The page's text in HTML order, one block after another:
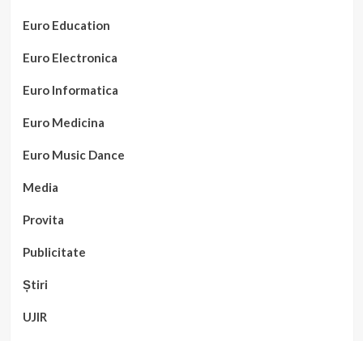
Euro Education
Euro Electronica
Euro Informatica
Euro Medicina
Euro Music Dance
Media
Provita
Publicitate
Știri
UJIR